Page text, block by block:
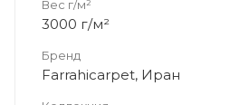
Вес г/м²
3000 г/м²
Бренд
Farrahicarpet, Иран